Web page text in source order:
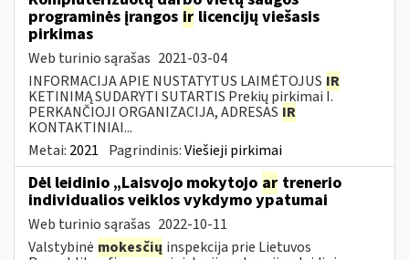
programinės įrangos ir licencijų viešasis
pirkimas
Web turinio sąrašas 2021-03-04
INFORMACIJA APIE NUSTATYTUS LAIMĖTOJUS IR
KETINIMĄ SUDARYTI SUTARTIS Prekių pirkimai I.
PERKANČIOJI ORGANIZACIJA, ADRESAS IR
KONTAKTINIAI...
Metai: 2021 Pagrindinis:Viešieji pirkimai
Dėl leidinio „Laisvojo mokytojo ar trenerio
individualios veiklos vykdymo ypatumai
Web turinio sąrašas 2022-10-11
Valstybinė mokesčių inspekcija prie Lietuvos